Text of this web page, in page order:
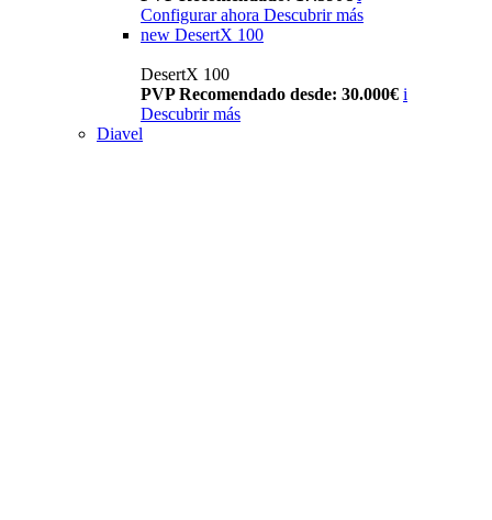
Configurar ahora Descubrir más
new DesertX 100
DesertX 100
PVP Recomendado desde: 30.000€ i
Descubrir más
Diavel